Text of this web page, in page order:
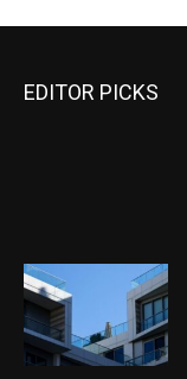
EDITOR PICKS